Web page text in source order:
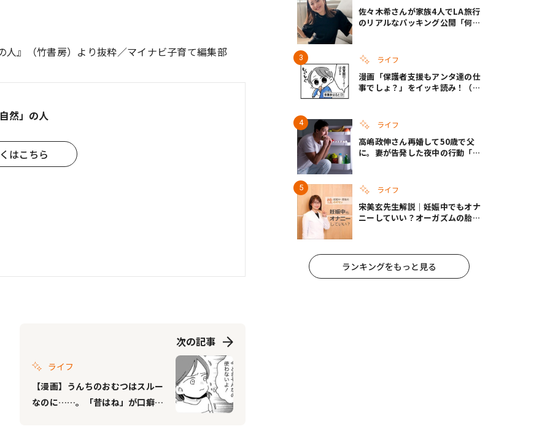
』（竹書房）より抜粋／マイナビ子育て編集部
然」の人
はこちら
次の記事
ライフ
【漫画】うんちのおむつはスルー
なのに……。「昔はね」が口癖の
佐々木希さんが家族4人でLA旅行
のリアルなパッキング公開「何が
ライフ
漫画「保護者支援もアンタ達の仕
事でしょ？」をイッキ読み！（右
ライフ
高嶋政伸さん再婚して50歳で父
に。妻が告発した夜中の行動「こ
ライフ
宋美玄先生解説｜妊娠中でもオナ
ニーしていい？オーガズムの胎児
ランキングをもっと見る